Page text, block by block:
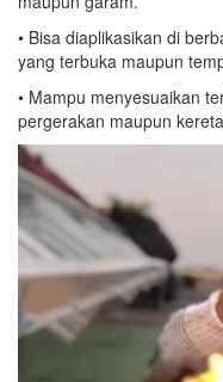
• Bisa diaplikasikan di
yang terbuka maupun
• Mampu menyesuaikan
pergerakan maupun